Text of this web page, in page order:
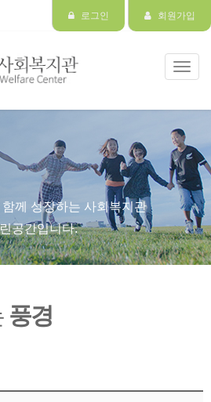
로그인 회원가입
께 성장하는 사회복지관
공간입니다.
풍경